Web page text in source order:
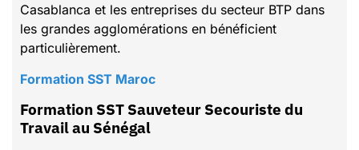
Casablanca et les entreprises du secteur BTP dans
les grandes agglomérations en bénéficient
particulièrement.
Formation SST Maroc
Formation SST Sauveteur Secouriste du
Travail au Sénégal